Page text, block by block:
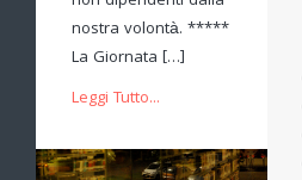
nostra volontà. *****
La Giornata […]
Leggi Tutto...